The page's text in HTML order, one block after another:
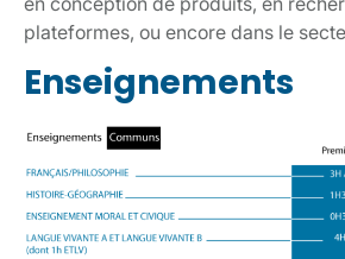
plateformes, ou encore dans le
Enseignements